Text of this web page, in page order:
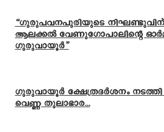
“ഗുരുപവനപുരിയുടെ
ആലക്കൽ വേണുഗോപാലിന്റെ
ഗുരുവായൂർ”
ഗുരുവായൂർ ക്ഷേത്രദർശനം
വെണ്ണ തുലാഭാര...